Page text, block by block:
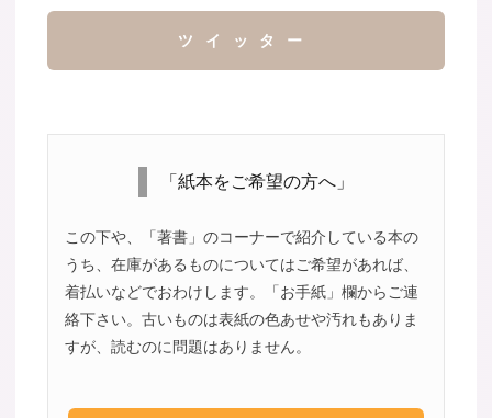
ツイッター
「紙本をご希望の方へ」
この下や、「著書」のコーナーで紹介している本の
うち、在庫があるものについてはご希望があれば、
着払いなどでおわけします。「お手紙」欄からご連
絡下さい。古いものは表紙の色あせや汚れもありま
すが、読むのに問題はありません。